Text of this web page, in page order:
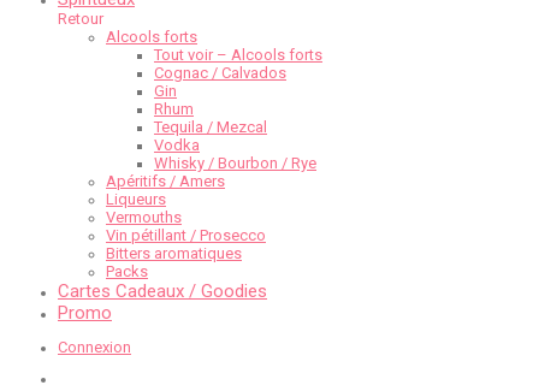
Retour
Alcools forts
Tout voir – Alcools forts
Cognac / Calvados
Gin
Rhum
Tequila / Mezcal
Vodka
Whisky / Bourbon / Rye
Apéritifs / Amers
Liqueurs
Vermouths
Vin pétillant / Prosecco
Bitters aromatiques
Packs
Cartes Cadeaux / Goodies
Promo
Connexion